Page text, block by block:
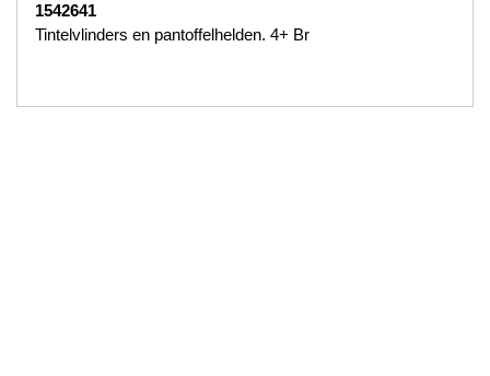
1542641
Tintelvlinders en pantoffelhelden. 4+ Br